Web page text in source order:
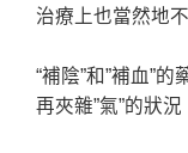
治療上也當然地
“補陰”和”補血”
再夾雜”氣”的狀